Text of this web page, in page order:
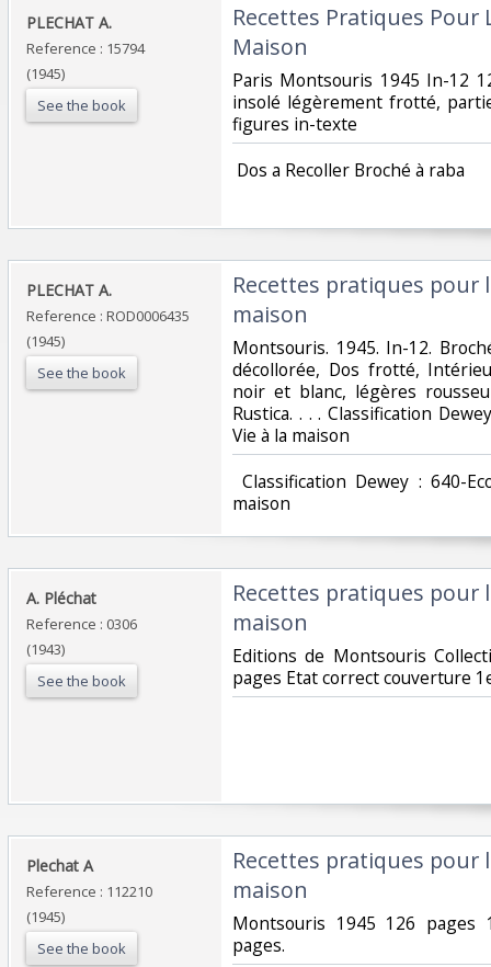
‎PLECHAT A.‎
Reference : 15794
(1945)
See the book
‎Recettes Pratiques Pour
Maison‎
‎Paris Montsouris 1945 In-12
insolé légèrement frotté,
figures in-texte‎
‎ Dos a Recoller Broché à raba‎
‎PLECHAT A.‎
Reference : ROD0006435
(1945)
See the book
‎Recettes pratiques pour
maison‎
‎Montsouris. 1945. In-12.
décollorée, Dos frotté,
noir et blanc, légères
Rustica. . . . Classification
Vie à la maison‎
Classification Dewey : 640-
maison‎
‎A. Pléchat‎
Reference : 0306
(1943)
See the book
‎Recettes pratiques pour
maison‎
‎Editions de Montsouris
pages Etat correct couverture
‎Plechat A‎
Reference : 112210
(1945)
See the book
‎Recettes pratiques pour
maison‎
‎Montsouris 1945 126 pages
pages.‎